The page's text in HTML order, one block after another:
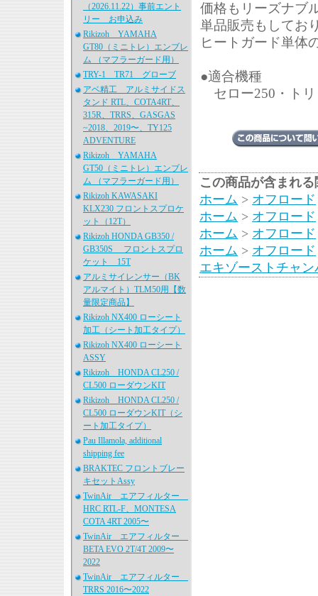
（2026.11.22）事前エント
リー お申込み
Rikizoh YAMAHA
GT80（ミニトレ）エンブレ
ム （マフラーガード用）
TRY-1 TR71 グローブ
アベ精工 アルミサイドス
タンド RTL、COTA4RT、
315R、TRRS、GASGAS
~2018、2019〜、TY125
ADVENTURE
Rikizoh YAMAHA
GT50（ミニトレ）エンブレ
ム （マフラーガード用）
Rikizoh KAWASAKI
KLX230 フロントスプロケ
ット（12T）
Rikizoh HONDA GB350 /
GB350S フロントスプロ
ケット 15T
アルミサイレンサー（BK
アルマイト）TLM50用【数
量限定商品】
Rikizoh NX400 ローシート
加工（シート加工タイプ）
Rikizoh NX400 ローシート
ASSY
Rikizoh HONDA CL250 /
CL500 ローダウンKIT
Rikizoh HONDA CL250 /
CL500 ローダウンKIT（シ
ート加工タイプ）
Pau Illamola, additional
shipping fee
BRAKTEC フロントブレー
キセットAssy
TwinAir エアフィルター
HRC RTL-F、MONTESA
COTA 4RT 2005〜
TwinAir エアフィルター
BETA EVO 2T/4T 2009〜
2022
TwinAir エアフィルター
TRRS 2016〜2022
価格もリーズナブ
単品販売もしてお
ヒートガード単体
●適合機種
セロー250・ト
この商品が含まれ
ホーム > オフロード
ホーム > オフロード
ホーム > オフロード
ホーム > オフロード
エキゾーストチャン